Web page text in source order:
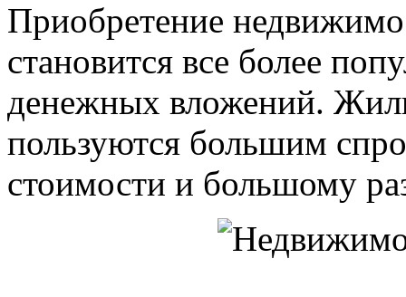
Приобретение
становится все более
денежных вложений.
пользуются большим
стоимости и большому